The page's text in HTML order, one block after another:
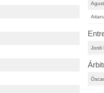
Jordi